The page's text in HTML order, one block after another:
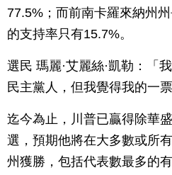
77.5%；而前南卡羅來納州
的支持率只有15.7%。
選民 瑪麗·艾麗絲·凱勒：「
民主黨人，但我覺得我的一
迄今為止，川普已贏得除華
選，預期他將在大多數或所
州獲勝，包括代表數最多的